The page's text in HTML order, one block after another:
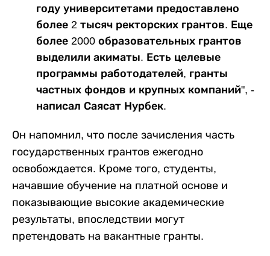
году университетами предоставлено
более 2 тысяч ректорских грантов. Еще
более 2000 образовательных грантов
выделили акиматы. Есть целевые
программы работодателей, гранты
частных фондов и крупных компаний", -
написал Саясат Нурбек.
Он напомнил, что после зачисления часть
государственных грантов ежегодно
освобождается. Кроме того, студенты,
начавшие обучение на платной основе и
показывающие высокие академические
результаты, впоследствии могут
претендовать на вакантные гранты.